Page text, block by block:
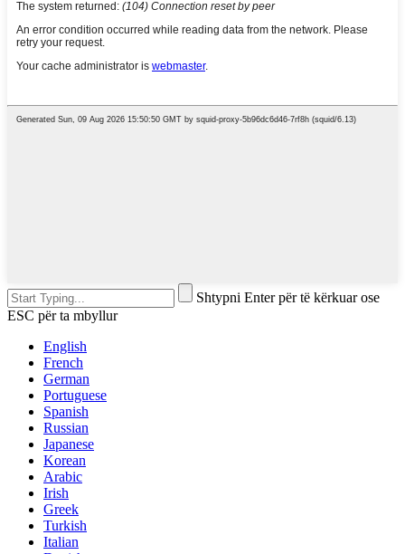
Shtypni Enter për të kërkuar ose
ESC për ta mbyllur
English
French
German
Portuguese
Spanish
Russian
Japanese
Korean
Arabic
Irish
Greek
Turkish
Italian